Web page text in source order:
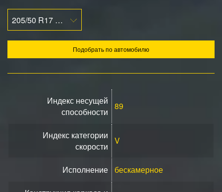
205/50 R17 89V
Подобрать по автомобилю
Индекс несущей
способности
89
Индекс категории
скорости
V
Исполнение бескамерное